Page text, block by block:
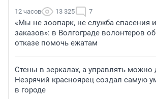
12 часов 13 325 7
«Мы не зоопарк, не служба спасения
заказов»: в Волгограде волонтеров
отказе помочь ежатам
Стены в зеркалах, а управлять
Незрячий красноярец создал самую
в городе